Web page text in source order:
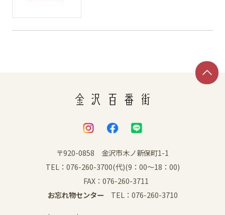
〒920-0858 金沢市木ノ新保町1-1
TEL：076-260-3700(代)(9：00～18：00)
FAX：076-260-3711
お忘れ物センター TEL：076-260-3710